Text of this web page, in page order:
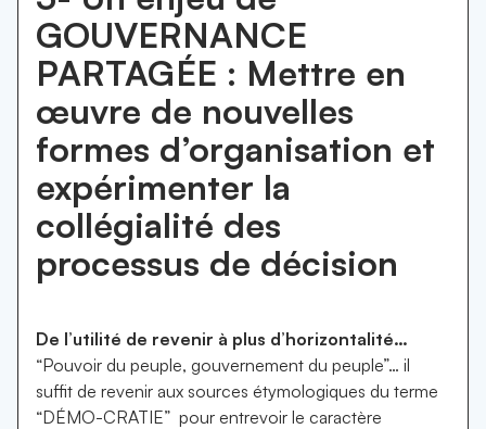
GOUVERNANCE
PARTAGÉE : Mettre en
œuvre de nouvelles
formes d’organisation et
expérimenter la
collégialité des
processus de décision
De l’utilité de revenir à plus d’horizontalité…
“Pouvoir du peuple, gouvernement du peuple”… il
suffit de revenir aux sources étymologiques du terme
“DÉMO-CRATIE” pour entrevoir le caractère